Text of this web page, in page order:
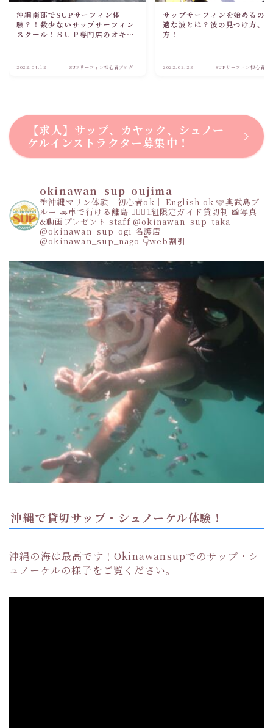
沖縄南部でSUPサーフィン体
験？！数少ないサップサーフィン
スクール！ＳＵＰ専門店のオキナ
2022.04.12 SUPサーフィン初心者ブログ
サップサーフィンを始めるの
適な波とは？波の見つけ方、
方！
2022.02.23 SUPサーフィン初心者ブ
【求人】サップ、カヤック、シュノー
ケルインストラクター募集中！
okinawan_sup_oujima
🌴沖縄マリン体験｜初心者ok｜ English ok 🩵奥武島ブ
ルー 🚗車で行ける離島 👩‍❤️‍👩1組限定ガイド貸切制 📸写真
&動画プレゼント staff@okinawan_sup_taka
@okinawan_sup_ogi 名護店
@okinawan_sup_nago 👇web割引
沖縄で貸切サップ・シュノーケル体験！
沖縄の海は最高です！Okinawansupでのサップ・シ
ュノーケルの様子をご覧ください。